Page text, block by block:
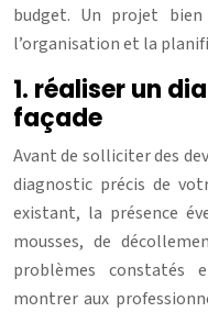
budget. Un projet
l’organisation et la
1. réaliser un
façade
Avant de solliciter des
diagnostic précis de
existant, la présence
mousses, de
problèmes constatés
montrer aux